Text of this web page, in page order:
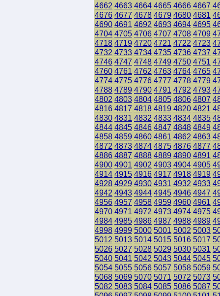
4662 4663 4664 4665 4666 4667
4676 4677 4678 4679 4680 4681
4690 4691 4692 4693 4694 4695
4704 4705 4706 4707 4708 4709
4718 4719 4720 4721 4722 4723
4732 4733 4734 4735 4736 4737
4746 4747 4748 4749 4750 4751
4760 4761 4762 4763 4764 4765
4774 4775 4776 4777 4778 4779
4788 4789 4790 4791 4792 4793
4802 4803 4804 4805 4806 4807
4816 4817 4818 4819 4820 4821
4830 4831 4832 4833 4834 4835
4844 4845 4846 4847 4848 4849
4858 4859 4860 4861 4862 4863
4872 4873 4874 4875 4876 4877
4886 4887 4888 4889 4890 4891
4900 4901 4902 4903 4904 4905
4914 4915 4916 4917 4918 4919
4928 4929 4930 4931 4932 4933
4942 4943 4944 4945 4946 4947
4956 4957 4958 4959 4960 4961
4970 4971 4972 4973 4974 4975
4984 4985 4986 4987 4988 4989
4998 4999 5000 5001 5002 5003
5012 5013 5014 5015 5016 5017
5026 5027 5028 5029 5030 5031
5040 5041 5042 5043 5044 5045
5054 5055 5056 5057 5058 5059
5068 5069 5070 5071 5072 5073
5082 5083 5084 5085 5086 5087